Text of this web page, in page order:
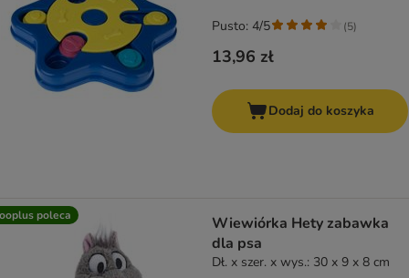
13,96 zł
Pusto: 4/5 (5)
Dodaj do koszyka
poleca
Wiewiórka Hety zabawka
dla psa
Dł. x szer. x wys.: 30 x 9 x 8 cm